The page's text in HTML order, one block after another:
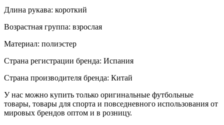
Длина рукава: короткий
Возрастная группа: взрослая
Материал: полиэстер
Страна регистрации бренда: Испания
Страна производителя бренда: Китай
У нас можно купить только оригинальные футбольные
товары, товары для спорта и повседневного использования от
мировых брендов оптом и в розницу.